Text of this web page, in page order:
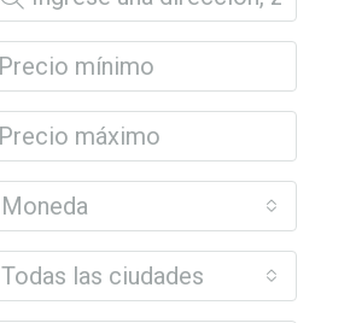
Moneda
Todas las ciudades